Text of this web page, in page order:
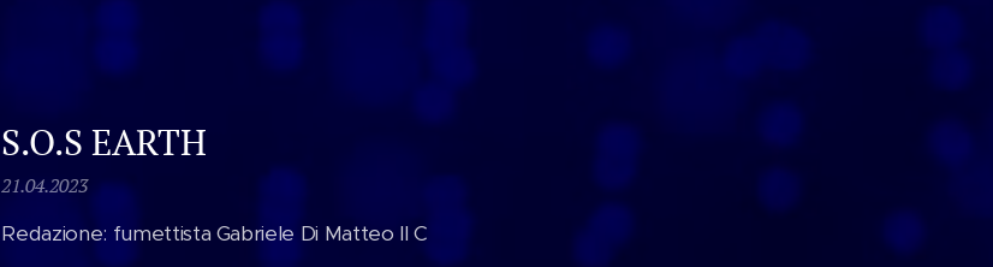
S.O.S EARTH
21.04.2023
Redazione: fumettista Gabriele Di Matteo II C